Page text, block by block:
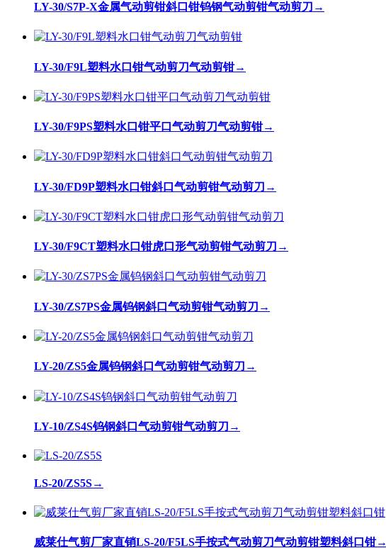
LY-30/S7P-X金属气动剪钳斜口钳钨钢气动剪钳气动剪刀 →
LY-30/F9L塑料水口钳气动剪刀气动剪钳→
LY-30/F9PS塑料水口钳平口气动剪刀气动剪钳→
LY-30/FD9P塑料水口钳斜口气动剪钳气动剪刀 →
LY-30/F9CT塑料水口钳虎口形气动剪钳气动剪刀 →
LY-30/ZS7PS金属钨钢斜口气动剪钳气动剪刀 →
LY-20/ZS5金属钨钢斜口气动剪钳气动剪刀 →
LY-10/ZS4S钨钢斜口气动剪钳气动剪刀 →
LS-20/ZS5S→
威莱仕气剪厂家直销LS-20/F5LS手按式气动剪刀气动剪钳塑料斜口钳→